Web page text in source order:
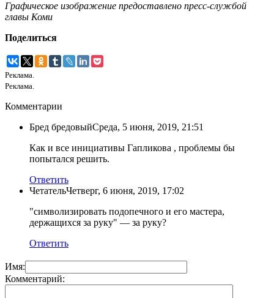
Графическое изображение предоставлено пресс-службой
главы Коми
Поделиться
Реклама.
Реклама.
Комментарии
Бред бредовыйСреда, 5 июня, 2019, 21:51
Как и все инициативы Гапликова , проблемы бы
попытался решить.
Ответить
ЧетательЧетверг, 6 июня, 2019, 17:02
"символизировать подопечного и его мастера,
держащихся за руку" — за руку?
Ответить
Имя:
Комментарий: